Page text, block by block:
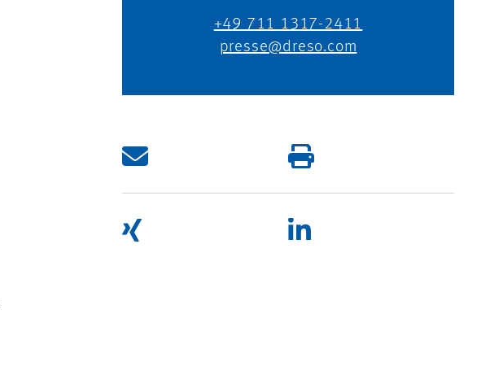
+49 711 1317-2411
presse@dreso.com